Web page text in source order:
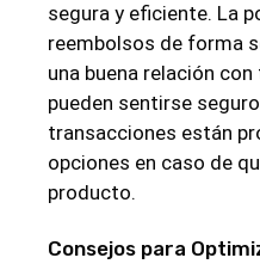
segura y eficiente. La
reembolsos de forma
una buena relación
pueden sentirse
transacciones están
opciones en caso de
producto.
Consejos para